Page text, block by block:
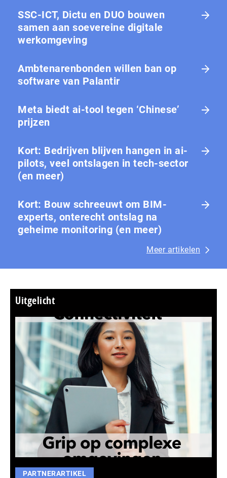
SSC-ICT, Dictu en DUO bouwen
samen aan soevereine digitale
werkomgeving
Ambtenarenbonden willen ban op
software van Palantir
Meta biedt ai-tool tegen ‘Chinese’
prijzen
Kort: Bedrijven blijven hangen in ai-
pilots, veel ontslagen in tech-sector
(en meer)
Kort: Bouw schreeuwt om BIM-
experts, onterecht ontslag na
geheime monitoring (en meer)
Meer artikelen
Uitgelicht
PARTNERARTIKEL